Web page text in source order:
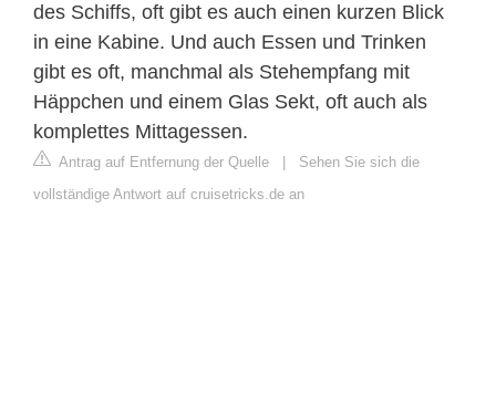
des Schiffs, oft gibt es auch einen kurzen Blick
in eine Kabine. Und auch Essen und Trinken
gibt es oft, manchmal als Stehempfang mit
Häppchen und einem Glas Sekt, oft auch als
komplettes Mittagessen.
Antrag auf Entfernung der Quelle
Sehen Sie sich die
vollständige Antwort auf cruisetricks.de an